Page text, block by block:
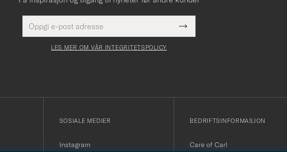
postadresse
Dette
felt
Submit
Newsletter
LES MER OM VÅR INTEGRITETSPOLICY
SOSIALE MEDIER
Instagram
BEDRIFTSINFORMASJON
Care of Carl